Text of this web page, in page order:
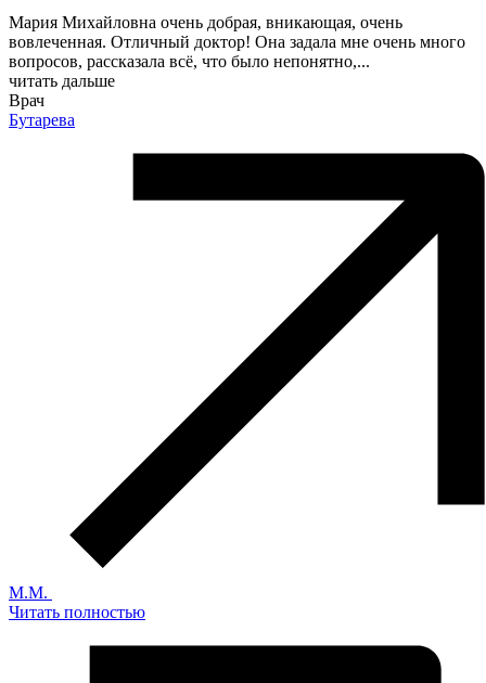
Мария Михайловна очень добрая, вникающая, очень
вовлеченная. Отличный доктор! Она задала мне очень много
вопросов, рассказала всё, что было непонятно,...
читать дальше
Врач
Бутарева
М.М.
Читать полностью